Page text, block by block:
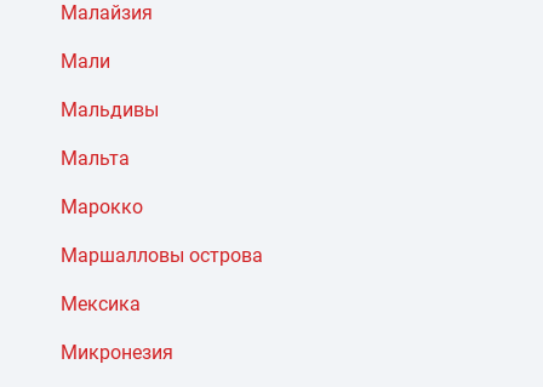
Малайзия
Мали
Мальдивы
Мальта
Марокко
Маршалловы острова
Мексика
Микронезия